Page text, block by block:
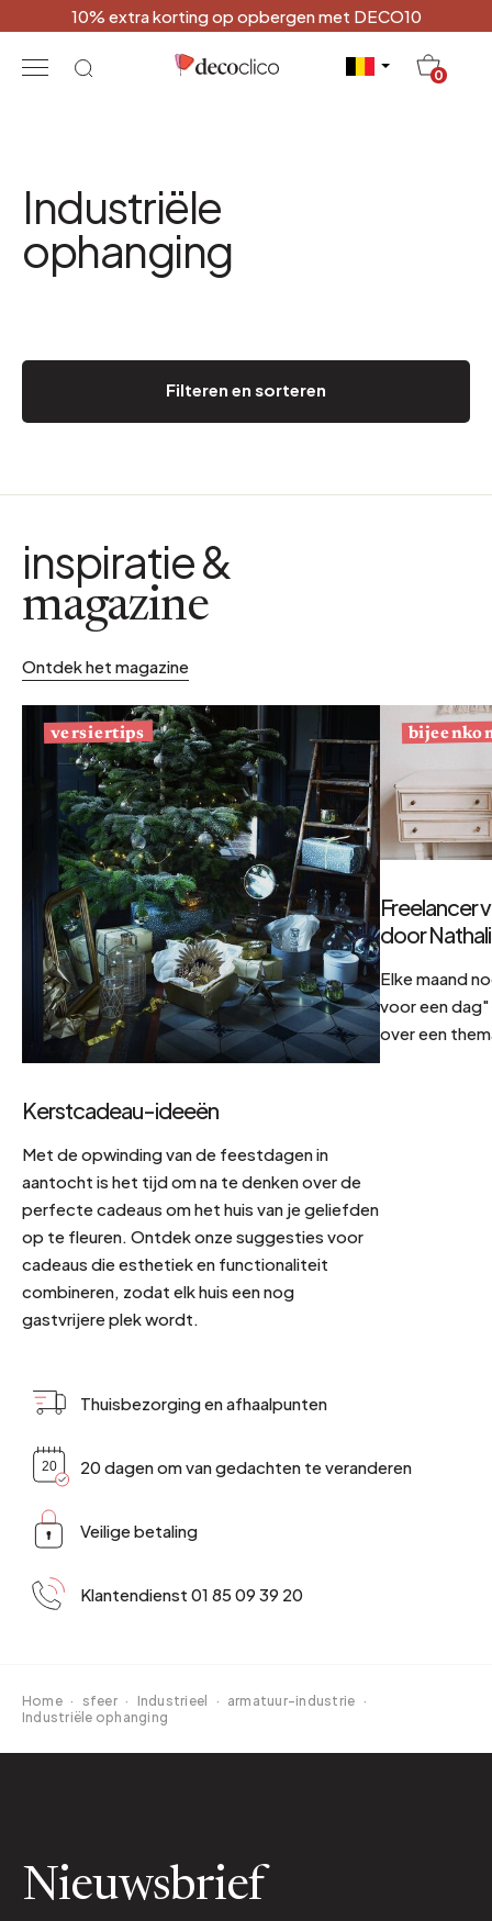
10% extra korting op opbergen met DECO10
0
Industriële
ophanging
Filteren en sorteren
inspiratie &
magazine
Ontdek het magazine
versiertips
Kerstcadeau-ideeën
Met de opwinding van de feestdagen in
aantocht is het tijd om na te denken over de
perfecte cadeaus om het huis van je geliefden
op te fleuren. Ontdek onze suggesties voor
cadeaus die esthetiek en functionaliteit
combineren, zodat elk huis een nog
gastvrijere plek wordt.
Freelancer
door
Elke maand
voor een
over een
Thuisbezorging en afhaalpunten
20 dagen om van gedachten te veranderen
Veilige betaling
Klantendienst 01 85 09 39 20
Home · sfeer · Industrieel · armatuur-industrie ·
Industriële ophanging
Nieuwsbrief